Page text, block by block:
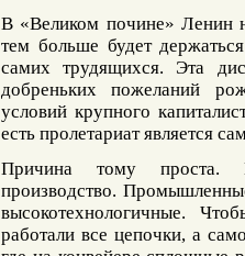
В «Великом почине» Ленин
тем больше будет
самих трудящихся. Эта
добреньких пожеланий
условий крупного
есть пролетариат является
Причина тому проста.
производство.
высокотехнологичные.
работали все цепочки, а